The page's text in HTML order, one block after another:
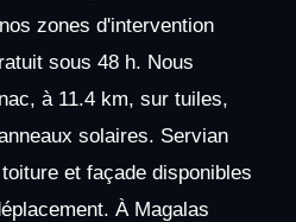
zones d'intervention
sous 48 h. Nous
à 11.4 km, sur tuiles,
solaires. Servian
et façade disponibles
À Magalas